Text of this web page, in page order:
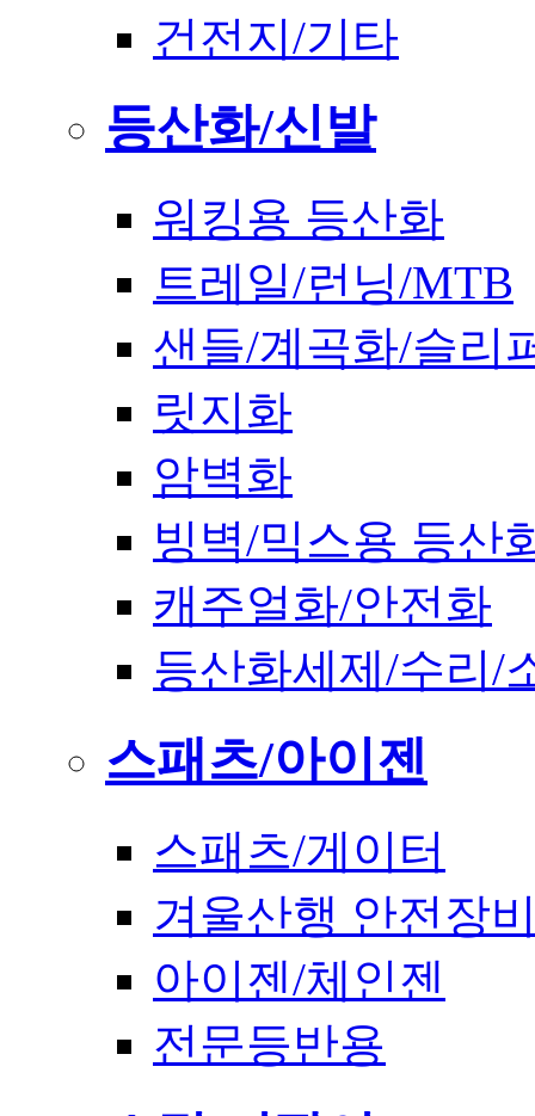
건전지/기타
등산화/신발
워킹용 등산화
트레일/런닝/MTB
샌들/계곡화/슬리
릿지화
암벽화
빙벽/믹스용 등산
캐주얼화/안전화
등산화세제/수리/
스패츠/아이젠
스패츠/게이터
겨울산행 안전장
아이젠/체인젠
전문등반용